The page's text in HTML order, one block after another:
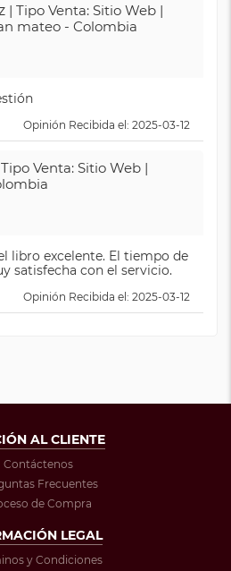
| Tipo Venta: Sitio Web |
mateo - Colombia
Opinión Recibida el: 2025-03-12
Venta: Sitio Web |
libro excelente. El tiempo de
satisfecha con el servicio.
Opinión Recibida el: 2025-03-12
AL CLIENTE
Contáctenos
Frecuentes
de Compra
LEGAL
y Condiciones